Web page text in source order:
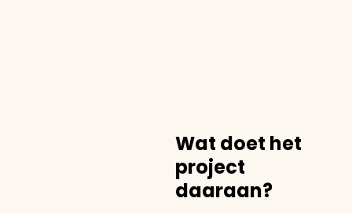
Wat doet het
project
daaraan?